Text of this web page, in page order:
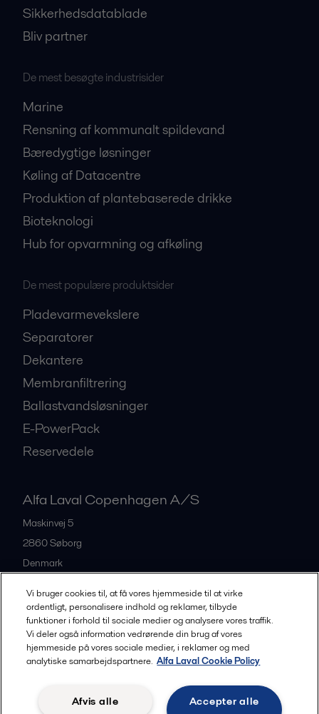
Sikkerhedsdatablade
Bliv partner
De mest besøgte industrisider
Marine
Rensning af kommunalt spildevand
Bæredygtige løsninger
Køling af Datacentre
Produktion af plantebaserede drikke
Bioteknologi
Hub for opvarmning og afkøling
De mest populære produktsider
Pladevarmevekslere
Separatorer
Dekantere
Membranfiltrering
Ballastvandsløsninger
E-PowerPack
Reservedele
Alfa Laval Copenhagen A/S
Maskinvej 5
2860Søborg
Denmark
All offices and partners
Legal terms and conditions
Community guidelines
Vi bruger cookies til, at få vores hjemmeside til at virke
ordentligt, personalisere indhold og reklamer, tilbyde
funktioner i forhold til sociale medier og analysere vores traffik.
Vi deler også information vedrørende din brug af vores
hjemmeside på vores sociale medier, i reklamer og med
analytiske samarbejdspartnere. Alfa Laval Cookie Policy
Accepter alle
Afvis alle